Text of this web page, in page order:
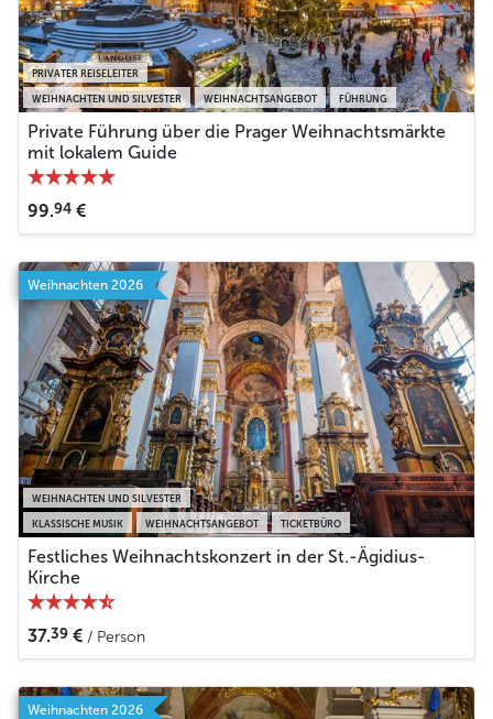
WEIHNACHTEN UND SILVESTER WEIHNACHTSANGEBOT FÜHRUNG
PRIVATER REISELEITER
Private Führung über die Prager Weihnachtsmärkte
mit lokalem Guide
99.94 €
Weihnachten 2026
KLASSISCHE MUSIK WEIHNACHTSANGEBOT TICKETBÜRO
WEIHNACHTEN UND SILVESTER
Festliches Weihnachtskonzert in der St.-Ägidius-
Kirche
37.39 € / Person
Weihnachten 2026